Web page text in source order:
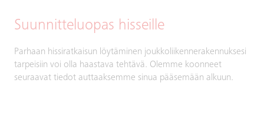
Suunnitteluopas hisseille
Parhaan hissiratkaisun löytäminen joukkoliikennerakennuksesi
tarpeisiin voi olla haastava tehtävä. Olemme koonneet
seuraavat tiedot auttaaksemme sinua pääsemään alkuun.